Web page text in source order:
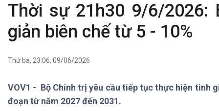
Thời sự 18h
Thời sự 21h30
Bản tin
Xã hội
Tin Đời sống & Xã hội
Khoa học & Công nghệ
Tin Khoa học & Công nghệ
Thời sự 21h30 9/6/2026:
giản biên chế từ 5 - 10%
Thứ ba, 23:06, 09/06/2026
VOV1 - Bộ Chính trị yêu cầu tiếp tục thực hiện tinh
đoạn từ năm 2027 đến 2031.